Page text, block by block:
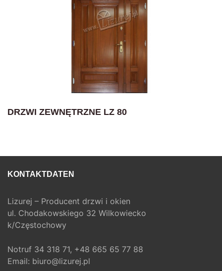
DRZWI ZEWNĘTRZNE LZ 80
KONTAKTDATEN
Lizurej – Producent drzwi i okien
ul. Chodakowskiego 32 Wilkowiecko
k/Częstochowy
Notruf 34 318 71, +48 665 65 77 88
Email: biuro@lizurej.pl